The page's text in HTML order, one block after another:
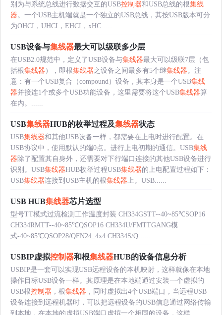
别为与系统总线进行数据交互的USB控制器和USB总线的根集线
器。一个USB主机端就是一个独立的USB总线，其按USB版本可分
为OHCI，UHCI，EHCI，xHC......
USB设备与集线器最大可以级联多少层
在USB2.0规范中，定义了USB设备与集线器最大可以级联7层（包
括根集线器 ），即根集线器之设备之间最多有5个继集线器。注
意：有一个USB复合（compound）设备，其本身是一个USB集线
器并接连1个或多个USB功能设备，这里需要将这个USB集线器算
在内。......
USB集线器HUB的枚举过程及集线器状态
USB集线器和其他USB设备一样，都需要在上电时进行配置。在
USB协议中，使用默认的端0点。进行上电初期的通信。USB集线
器 除了配置其自身外，还需要对下行端口连接的其他USB设备进行
识别。USB集线器HUB枚举过程USB集线器的上电配置过程如下：
USB集线器连接到USB主机的根集线器上。USB......
USB HUB集线器芯片选型
型号TT模式过流检测工作温度封装 CH334GSTT--40~85℃SOP16
CH334RMTT--40~85℃QSOP16 CH334U/FMTTGANG模
式-40~85℃QSOP28/QFN24_4x4 CH334S/Q......
USBIP虚拟控制器和根集线器HUB的设备信息分析
USBIP是一套可以实现USB远程设备的本机映射，这样就像在本地
操作目标USB设备一样。其原理是在本地端通过安装一个虚拟的
USB根控制器 ，根集线器 ，同时虚拟出4个USB端口，当远程USB
设备连接到远程机器时，可以把远程设备的USB信息通过网络传输
到本地，在本地的虚拟USB端口虚拟一个相同的设备，这样......